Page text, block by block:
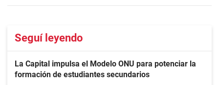
Seguí leyendo
La Capital impulsa el Modelo ONU para potenciar la
formación de estudiantes secundarios